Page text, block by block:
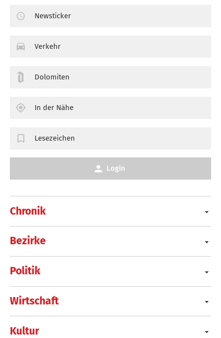
Chronik
Bezirke
Politik
Wirtschaft
Kultur
Newsticker
Verkehr
Dolomiten
In der Nähe
Lesezeichen
Login